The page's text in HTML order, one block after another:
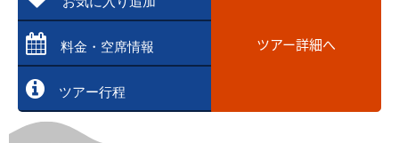
料金・空席情報
ツアー行程
ツアー詳細へ